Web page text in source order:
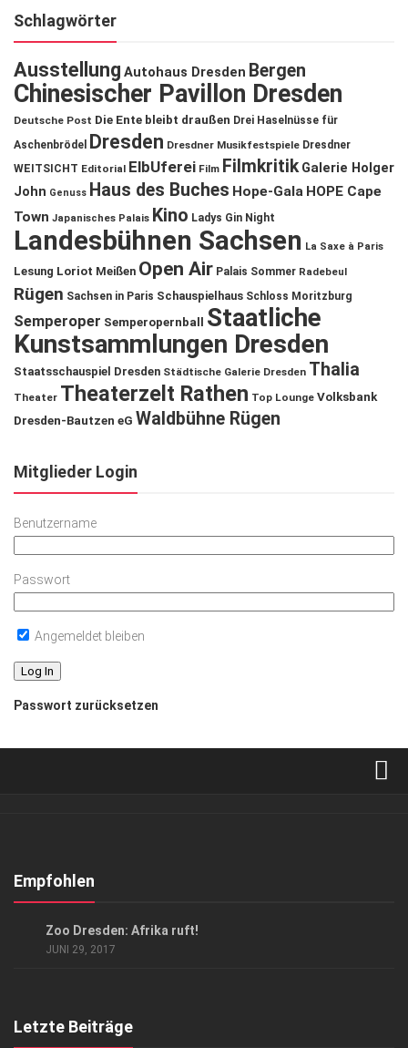
Schlagwörter
Ausstellung Autohaus Dresden Bergen
Chinesischer Pavillon Dresden
Deutsche Post Die Ente bleibt draußen Drei Haselnüsse für
Aschenbrödel
Dresden Dresdner Musikfestspiele Dresdner
WEITSICHT Editorial ElbUferei Film Filmkritik Galerie Holger
John Genuss Haus des Buches Hope-Gala HOPE Cape
Town Japanisches Palais Kino Ladys Gin Night
Landesbühnen Sachsen La Saxe à Paris
Lesung Loriot Meißen Open Air Palais Sommer Radebeul
Rügen Sachsen in Paris Schauspielhaus Schloss Moritzburg
Semperoper Semperopernball
Staatliche
Kunstsammlungen Dresden
Staatsschauspiel Dresden Städtische Galerie Dresden Thalia
Theater Theaterzelt Rathen Top Lounge Volksbank
Dresden-Bautzen eG Waldbühne Rügen
Mitglieder Login
Benutzername
Passwort
Angemeldet bleiben
Passwort zurücksetzen
Kontakt, Impressum
Empfohlen
Zoo Dresden: Afrika ruft!
JUNI 29, 2017
Letzte Beiträge